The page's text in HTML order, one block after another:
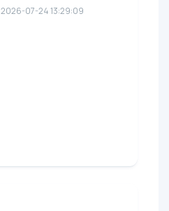
2026-07-24 13:29:09